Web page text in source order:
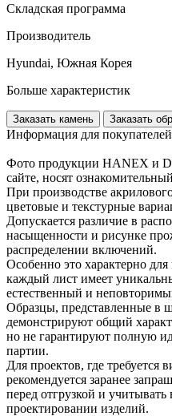
Складская программа
Производитель
Hyundai, Южная Корея
Больше характеристик
Заказать камень Заказать
Информация для
Фото продукции HANEX и
сайте, носят
При производстве
цветовые и текстурные
Допускается различие в
насыщенности и рисунке
распределении включений.
Особенно это характерно
каждый лист имеет
естественный и
Образцы, представленные в
демонстрируют общий
но не гарантируют полную
партии.
Для проектов, где требуется
рекомендуется заранее
перед отгрузкой и
проектировании изделий.